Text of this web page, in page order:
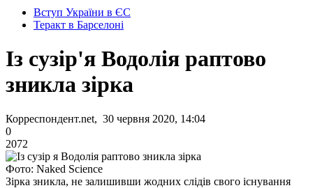
Вступ України в ЄС
Теракт в Барселоні
Із сузір'я Водолія раптово
зникла зірка
Корреспондент.net, 30 червня 2020, 14:04
0
2072
Фото: Naked Science
Зірка зникла, не залишивши жодних слідів свого існування